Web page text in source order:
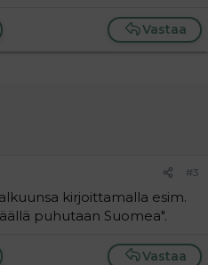
Vastaa
#3
kirjoittamalla esim.
puhutaan Suomea".
Vastaa